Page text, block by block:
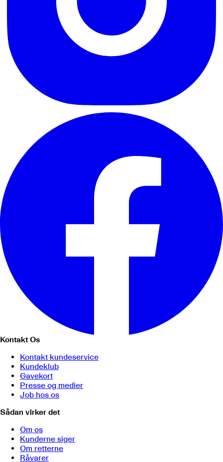
Kontakt Os
Kontakt kundeservice
Kundeklub
Gavekort
Presse og medier
Job hos os
Sådan virker det
Om os
Kunderne siger
Om retterne
Råvarer